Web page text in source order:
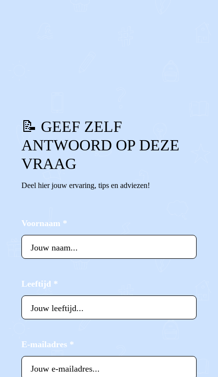
📝 GEEF ZELF
ANTWOORD OP DEZE
VRAAG
Deel hier jouw ervaring, tips en adviezen!
Voornaam *
Leeftijd *
E-mailadres *